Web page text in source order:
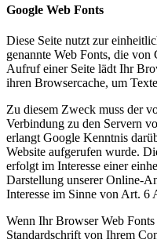
Google Web Fonts
Diese Seite nutzt zur
genannte Web Fonts, die
Aufruf einer Seite lädt Ihr
ihren Browsercache, um
Zu diesem Zweck muss der
Verbindung zu den Servern
erlangt Google Kenntnis
Website aufgerufen wurde.
erfolgt im Interesse einer
Darstellung unserer Online-
Interesse im Sinne von Art.
Wenn Ihr Browser Web
Standardschrift von Ihrem